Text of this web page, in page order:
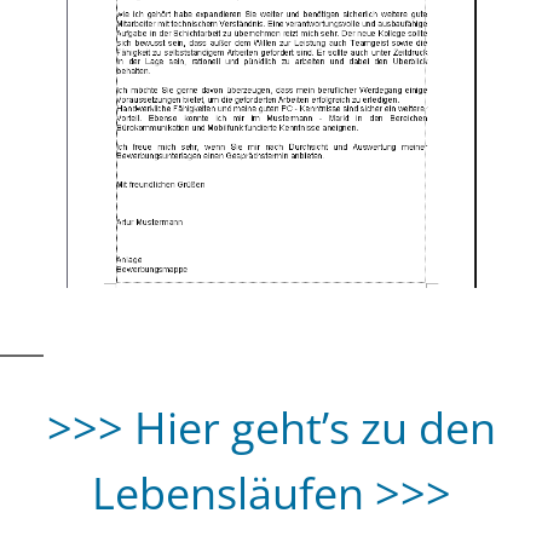
>>> Hier geht’s zu den
Lebensläufen >>>